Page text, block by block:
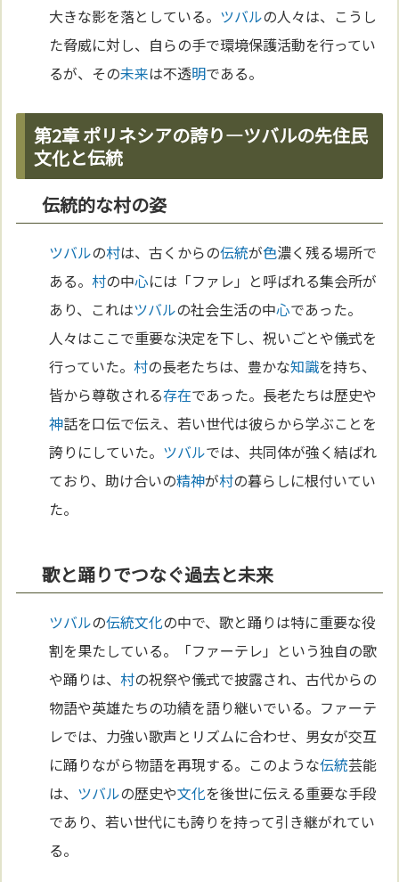
大きな影を落としている。 ツバルの人々は、こうし
た脅威に対し、自らの手で環境保護活動を行ってい
るが、その未来は不透明である。
第2章 ポリネシアの誇り―ツバルの先住民
文化と伝統
伝統的な村の姿
ツバルの村は、古くからの伝統が色濃く残る場所で
ある。村の中心には「ファレ」と呼ばれる集会所が
あり、これはツバルの社会生活の中心であった。
人々はここで重要な決定を下し、祝いごとや儀式を
行っていた。村の長老たちは、豊かな知識を持ち、
皆から尊敬される存在であった。長老たちは歴史や
神話を口伝で伝え、若い世代は彼らから学ぶことを
誇りにしていた。 ツバルでは、共同体が強く結ばれ
ており、助け合いの精神が村の暮らしに根付いてい
た。
歌と踊りでつなぐ過去と未来
ツバルの伝統文化の中で、歌と踊りは特に重要な役
割を果たしている。「ファーテレ」という独自の歌
や踊りは、村の祝祭や儀式で披露され、古代からの
物語や英雄たちの功績を語り継いでいる。ファーテ
レでは、力強い歌声とリズムに合わせ、男女が交互
に踊りながら物語を再現する。このような伝統芸能
は、 ツバルの歴史や文化を後世に伝える重要な手段
であり、若い世代にも誇りを持って引き継がれてい
る。